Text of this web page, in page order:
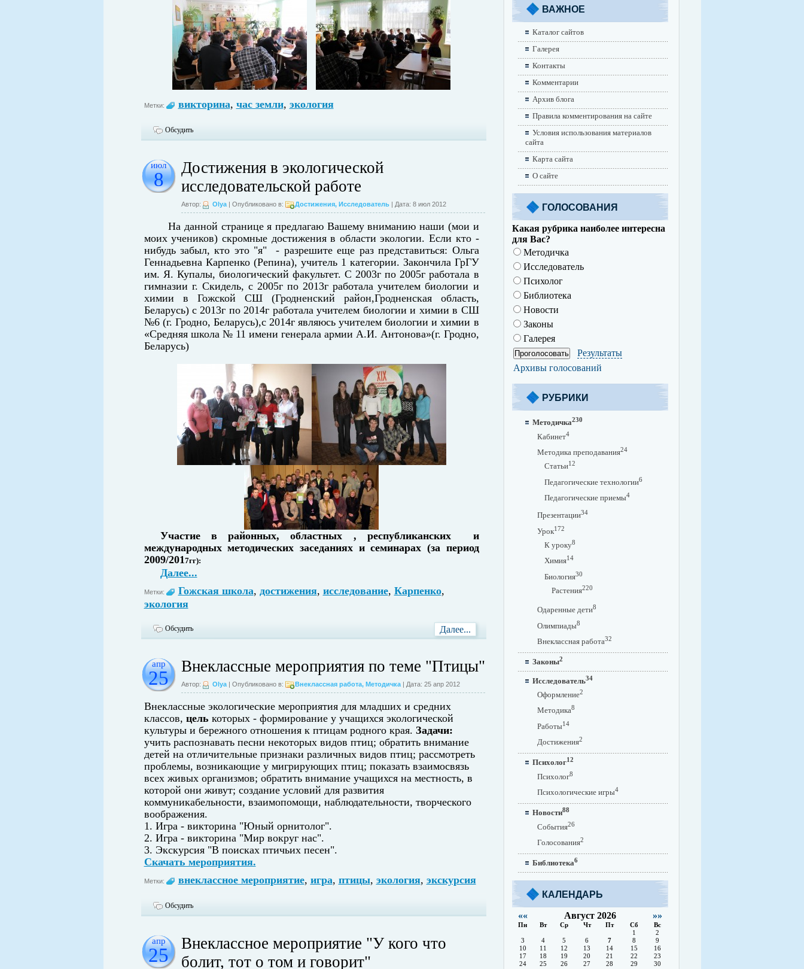
Метки: викторина, час земли, экология
Обсудить
июл
8
Достижения в экологической
исследовательской работе
Автор: Olya| Опубликовано в: Достижения, Исследователь| Дата: 8 июл 2012
На данной странице я предлагаю Вашему вниманию наши (мои и
моих учеников) скромные достижения в области экологии. Если кто -
нибудь забыл, кто это "я" - разрешите еще раз представиться: Ольга
Геннадьевна Карпенко (Репина), учитель 1 категории. Закончила ГрГУ
им. Я. Купалы, биологический факультет. С 2003г по 2005г работала в
гимназии г. Скидель, с 2005г по 2013г работала учителем биологии и
химии в Гожской СШ (Гродненский район,Гродненская область,
Беларусь)с 2013г по 2014г работала учителем биологии и химии в СШ
№6 (г. Гродно, Беларусь),с 2014г являюсь учителем биологии и химии в
«Средняя школа № 11 имени генерала армии А.И. Антонова»(г. Гродно,
Беларусь)
Участие в районных, областных , республиканскихи
международныхметодических заседаниях и семинарах (за период
2009/2017гг):
Далее...
Метки: Гожская школа, достижения, исследование, Карпенко,
экология
Обсудить Далее...
апр
25
Внеклассные мероприятия по теме "Птицы"
Автор: Olya| Опубликовано в: Внеклассная работа, Методичка| Дата: 25 апр 2012
Внеклассные экологические мероприятия для младших и средних
классов, цель которых - формирование у учащихся экологической
культуры и бережного отношения к птицам родного края. Задачи:
учить распознавать песни некоторых видов птиц; обратить внимание
детей на отличительные признаки различных видов птиц; рассмотреть
проблемы, возникающие у мигрирующих птиц; показать взаимосвязь
всех живых организмов; обратить внимание учащихся на местность, в
которой они живут; создание условий для развития
коммуникабельности, взаимопомощи, наблюдательности, творческого
воображения.
1. Игра - викторина "Юный орнитолог".
2. Игра - викторина "Мир вокруг нас".
3. Экскурсия "В поисках птичьих песен".
Скачать мероприятия.
Метки: внеклассное мероприятие, игра, птицы, экология, экскурсия
Обсудить
апр
25
Внеклассное мероприятие "У кого что
болит, тот о том и говорит"
ВАЖНОЕ
Каталог сайтов
Галерея
Контакты
Комментарии
Архив блога
Правила комментирования на сайте
Условия использования материалов
сайта
Карта сайта
О сайте
ГОЛОСОВАНИЯ
Какая рубрика наиболее интересна
для Вас?
Методичка
Исследователь
Психолог
Библиотека
Новости
Законы
Галерея
Результаты
Архивы голосований
РУБРИКИ
Методичка230
Кабинет4
Методика преподавания24
Статьи12
Педагогические технологии6
Педагогические приемы4
Презентации34
Урок172
К уроку8
Химия14
Биология30
Растения220
Одаренные дети8
Олимпиады8
Внеклассная работа32
Законы2
Исследователь34
Оформление2
Методика8
Работы14
Достижения2
Психолог12
Психолог8
Психологические игры4
Новости88
События26
Голосования2
Библиотека6
КАЛЕНДАРЬ
«« Август 2026 »»
Пн Вт Ср Чт Пт Сб
Вс
1
2
3
4 5 6 7 8
9
10
11 12 13 14 15
16
17
18 19 20 21 22
23
24
25 26 27 28 29
30